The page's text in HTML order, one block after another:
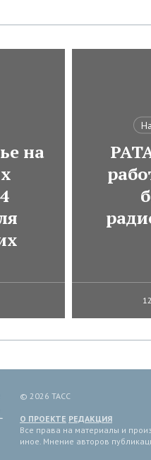
на
© 2026 ТАСС
О ПРОЕКТЕ РЕДАКЦИЯ
Все права на материалы и
иное. Мнение авторов